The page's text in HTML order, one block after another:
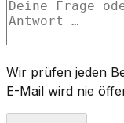
Wir prüfen jeden
E-Mail wird nie